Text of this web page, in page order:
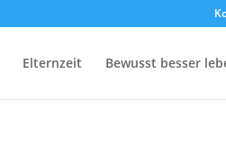
Elternzeit Bewusst besser